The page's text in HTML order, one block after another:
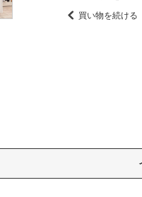
買い物を続ける